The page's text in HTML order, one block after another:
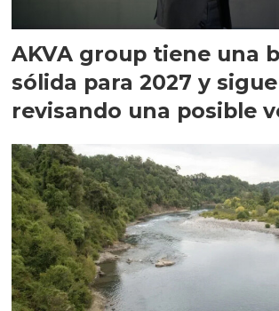
AKVA group tiene una
sólida para 2027 y sigue
revisando una posible